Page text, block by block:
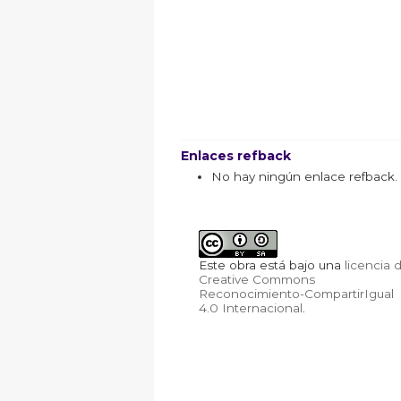
Enlaces refback
No hay ningún enlace refback.
Este obra está bajo una licencia
Creative Commons
Reconocimiento-CompartirIgual
4.0 Internacional